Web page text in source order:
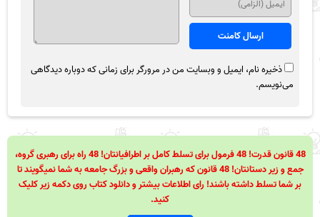
ذخیره نام، ایمیل و وبسایت من در مرورگر برای زمانی که دوباره دیدگاهی
می‌نویسم.
48 قانون قدرت! 48 فرمول برای تسلط کامل بر اطرافیانتان! 48 راه برای رهبری گروه،
جمع و زیر دستانتان! 48 قانون که رهبران واقعی و بزرگ جامعه به شما نمیگویند تا
بر شما تسلط داشته باشند! رای اطلاعات بیشتر و دانلود کتاب روی دکمه زیر کلیک
کنید.